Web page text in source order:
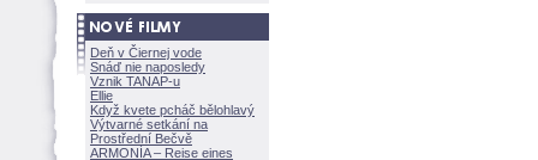
Deň v Čiernej vode
Snáď nie naposledy
Vznik TANAP-u
Ellie
Když kvete pcháč bělohlavý
Výtvarné setkání na
Prostřední Bečvě
ARMONÍA – Reise eines